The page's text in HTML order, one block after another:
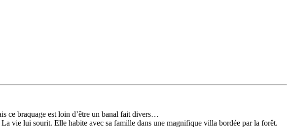
ce braquage est loin d’être un banal fait divers…
vie lui sourit. Elle habite avec sa famille dans une magnifique villa bordée par la forêt.